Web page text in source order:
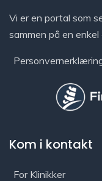
Vi er en portal som
sammen på en
Kom i kontakt
For Klinikker